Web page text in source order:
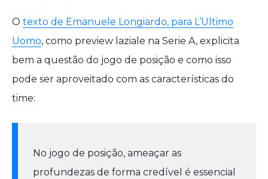
O texto de Emanuele Longiardo, para L’Ultimo
Uomo, como preview laziale na Serie A, explicita
bem a questão do jogo de posição e como isso
pode ser aproveitado com as características do
time:
No jogo de posição, ameaçar as
profundezas de forma credível é essencial